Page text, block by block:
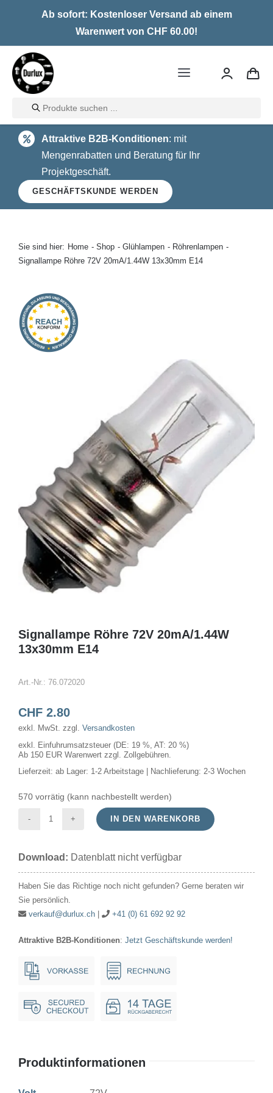
Ab sofort: Kostenloser Versand ab einem
Warenwert von CHF 60.00!
Toggle
Home
LED
Halogen
Glühlampen
Kontakt
Onlineshop
Products
search
Attraktive B2B-Konditionen: mit
Mengenrabatten und Beratung für Ihr
Projektgeschäft.
GESCHÄFTSKUNDE WERDEN
Sie sind hier: Home Shop Glühlampen
Röhrenlampen
Signallampe Röhre 72V 20mA/1.44W 13x30mm E14
Signallampe Röhre 72V 20mA/1.44W
13x30mm E14
Art.-Nr.: 76.072020
CHF2.80
exkl. MwSt. zzgl. Versandkosten
exkl. Einfuhrumsatzsteuer (DE: 19 %, AT: 20 %)
Ab 150 EUR Warenwert zzgl. Zollgebühren.
Lieferzeit: ab Lager: 1-2 Arbeitstage | Nachlieferung: 2-3 Wochen
570 vorrätig (kann nachbestellt werden)
Signallampe
72V
13x30mm
E14
IN DEN WARENKORB
Download: Datenblatt nicht verfügbar
Haben Sie das Richtige noch nicht gefunden? Gerne beraten wir
Sie persönlich.
verkauf@durlux.ch| +41 (0) 61 692 92 92
Attraktive B2B-Konditionen: Jetzt Geschäftskunde werden!
Produktinformationen